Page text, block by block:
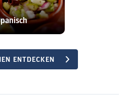
ENTDECKEN